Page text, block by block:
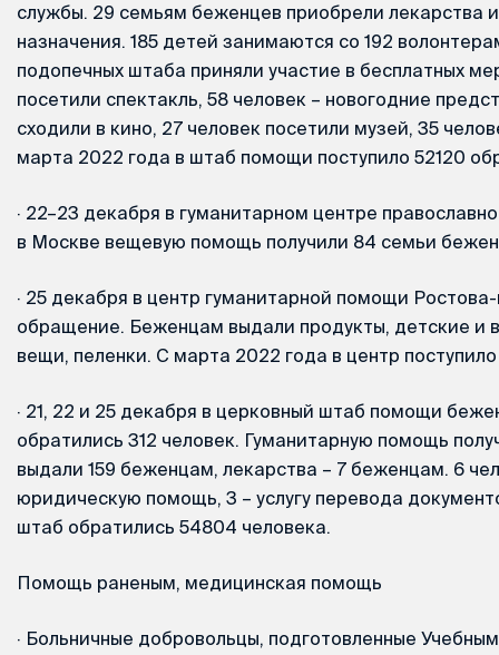
службы. 29 семьям беженцев приобрели лекарства
назначения. 185 детей занимаются со 192
подопечных штаба приняли участие в бесплатных
посетили спектакль, 58 человек – новогодние
сходили в кино, 27 человек посетили музей, 35
марта 2022 года в штаб помощи поступило 52120
· 22–23 декабря в гуманитарном центре
в Москве вещевую помощь получили 84 семьи
· 25 декабря в центр гуманитарной помощи
обращение. Беженцам выдали продукты, детские и
вещи, пеленки. С марта 2022 года в центр
· 21, 22 и 25 декабря в церковный штаб помощи
обратились 312 человек. Гуманитарную помощь
выдали 159 беженцам, лекарства – 7 беженцам. 6
юридическую помощь, 3 – услугу перевода
штаб обратились 54804 человека.
Помощь раненым, медицинская помощь
· Больничные добровольцы, подготовленные